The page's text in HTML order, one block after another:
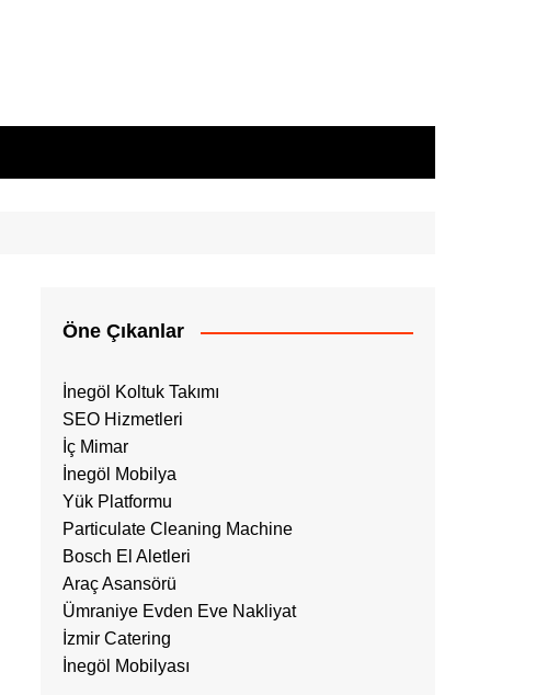
Öne Çıkanlar
İnegöl Koltuk Takımı
SEO Hizmetleri
İç Mimar
İnegöl Mobilya
Yük Platformu
Particulate Cleaning Machine
Bosch El Aletleri
Araç Asansörü
Ümraniye Evden Eve Nakliyat
İzmir Catering
İnegöl Mobilyası